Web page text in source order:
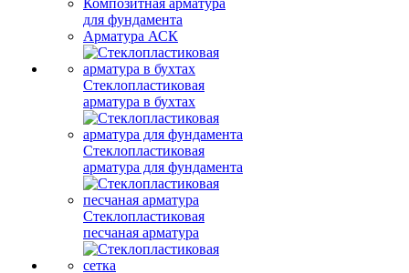
Композитная арматура
для фундамента
Арматура АСК
Стеклопластиковая
арматура в бухтах
Стеклопластиковая
арматура для фундамента
Стеклопластиковая
песчаная арматура